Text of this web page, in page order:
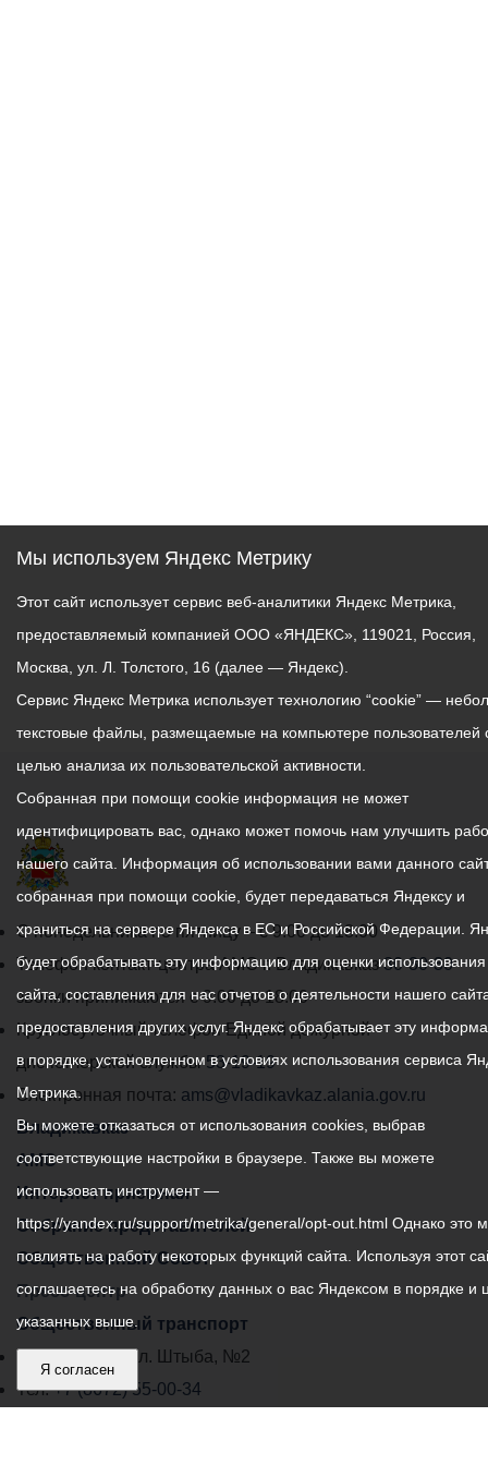
График
работы
администрации
местного
самоуправления
города
Владикавказ:
С понедельника по пятницу – с 9.00 до 18.00
Телефон контакт-центра АМС г. Владикавказ30-30-30
звонки принимаются с 9:00 до 18:00
Круглосуточный телефон Единой дежурной
диспетчерской службы53-19-19
Электронная почта: ams@vladikavkaz.alania.gov.ru
Владикавказ
АМС
Интернет приемная
Собрание представителей
Общественный Совет
Пресс-центр
Общественный транспорт
Владикавказ, пл. Штыба, №2
Тел:+7 (8672) 55-00-34
Мы используем Яндекс Метрику
Этот сайт использует сервис веб-аналитики Яндекс Метрика,
предоставляемый компанией ООО «ЯНДЕКС», 119021, Россия,
Москва, ул. Л. Толстого, 16 (далее — Яндекс).
Сервис Яндекс Метрика использует технологию “cookie” —
текстовые файлы, размещаемые на компьютере пользователей
целью анализа их пользовательской активности.
Собранная при помощи cookie информация не может
идентифицировать вас, однако может помочь нам улучшить
нашего сайта. Информация об использовании вами данного
собранная при помощи cookie, будет передаваться Яндексу и
храниться на сервере Яндекса в ЕС и Российской Федерации.
будет обрабатывать эту информацию для оценки
сайта, составления для нас отчетов о деятельности нашего
предоставления других услуг. Яндекс обрабатывает эту
в порядке, установленном в условиях использования сервиса
Метрика.
Вы можете отказаться от использования cookies, выбрав
соответствующие настройки в браузере. Также вы можете
использовать инструмент —
https://yandex.ru/support/metrika/general/opt-out.html Однако это
повлиять на работу некоторых функций сайта. Используя этот
соглашаетесь на обработку данных о вас Яндексом в порядке и
указанных выше.
Я согласен